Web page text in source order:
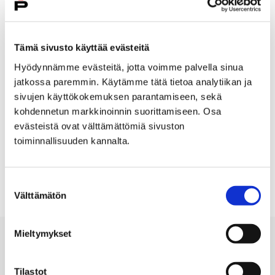
Tämä sivusto käyttää evästeitä
Hyödynnämme evästeitä, jotta voimme palvella sinua
jatkossa paremmin. Käytämme tätä tietoa analytiikan ja
sivujen käyttökokemuksen parantamiseen, sekä
kohdennetun markkinoinnin suorittamiseen. Osa
evästeistä ovat välttämättömiä sivuston
toiminnallisuuden kannalta.
valinta
Välttämätön
Mieltymykset
Tilastot
Information
Artist: Lasten Kuvataidekerho
19.09.1987 – 06.10.1987